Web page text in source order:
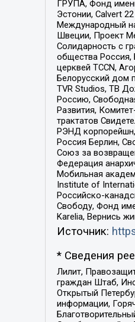
ГРУПА, Фонд
Эстонии, Calvert
Международный
Швеции, Проект
Солидарность с
общества Россия,
церквей TCCN,
Белорусский дом
TVR Studios, ТВ
Россию,
Развития,
трактатов
РЭНД корпорейшн,
Россия Берлин,
Союз за
Федерация
Мобильная
Institute of
Российско-
Свободу, Фонд
Karelia, Вернись
Источник:
* Сведения
Лилит,
граждан Штаб,
Открытый
информации,